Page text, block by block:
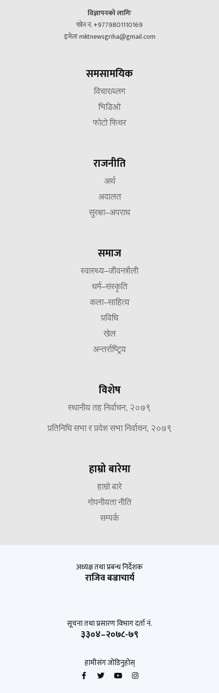
विज्ञापनको लागिः
फोन नं. +9779801110169
इमेलः mktnewsgriha@gmail.com
समसामयिक
विचार/ब्लग
भिडिओ
फोटो फिचर
राजनीति
अर्थ
अदालत
सुरक्षा–अपराध
समाज
स्वास्थ्य–जीवनशैली
धर्म–संस्कृति
कला–साहित्य
प्रविधि
खेल
अन्तर्राष्ट्रिय
विशेष
स्थानीय तह निर्वाचन, २०७९
प्रतिनिधि सभा र प्रदेश सभा निर्वाचन, २०७९
हाम्रो बारेमा
हाम्रो बारे
गोपनीयता नीति
सम्पर्क
अध्यक्ष तथा प्रबन्ध निर्देशक
राजिव बज्राचार्य
सूचना तथा प्रसारण विभाग दर्ता नं.
३३०४–२०७८-७९
हामीसंग जोडिनुहोस्